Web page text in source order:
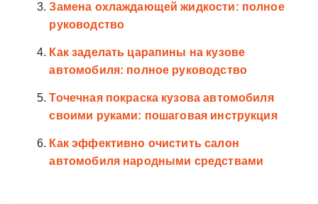
Замена охлаждающей жидкости: полное
руководство
Как заделать царапины на кузове
автомобиля: полное руководство
Точечная покраска кузова автомобиля
своими руками: пошаговая инструкция
Как эффективно очистить салон
автомобиля народными средствами